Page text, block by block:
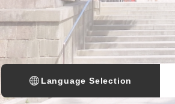
Language Selection